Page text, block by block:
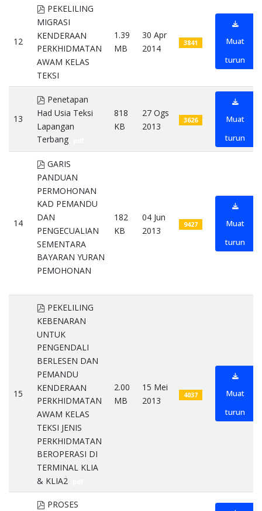
12
pdf
PEKELILING
MIGRASI
KENDERAAN
PERKHIDMATAN
AWAM KELAS
TEKSI
1.39
MB
30 Apr
2014
3841
Muat
turun
13
pdf
Penetapan
Had Usia Teksi
Lapangan
Terbang
818
KB
27 Ogs
2013
3626
Muat
turun
14
pdf
GARIS
PANDUAN
PERMOHONAN
KAD PEMANDU
DAN
PENGECUALIAN
SEMENTARA
BAYARAN YURAN
PEMOHONAN
182
KB
04 Jun
2013
9427
Muat
turun
15
pdf
PEKELILING
KEBENARAN
UNTUK
PENGENDALI
BERLESEN DAN
PEMANDU
KENDERAAN
PERKHIDMATAN
AWAM KELAS
TEKSI JENIS
PERKHIDMATAN
BEROPERASI DI
TERMINAL KLIA
& KLIA2
2.00
MB
15 Mei
2013
4037
Muat
turun
pdf
PROSES